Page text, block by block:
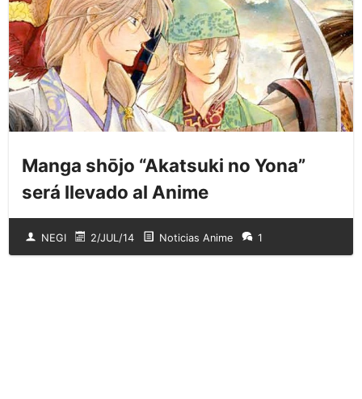
Manga shōjo “Akatsuki no Yona”
será llevado al Anime
NEGI 2/JUL/14 Noticias Anime 1